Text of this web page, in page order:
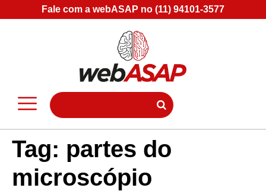
Fale com a webASAP no (11) 94101-3577
Tag: partes do
microscópio